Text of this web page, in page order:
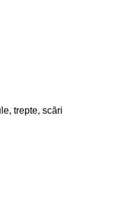
trepte, scări